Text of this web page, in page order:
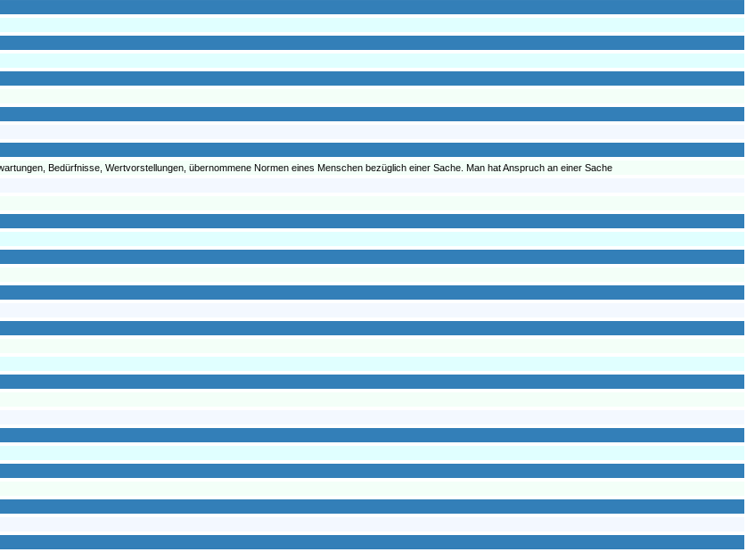
Bedürfnisse, Wertvorstellungen, übernommene Normen eines Menschen bezüglich einer Sache. Man hat Anspruch an einer Sache